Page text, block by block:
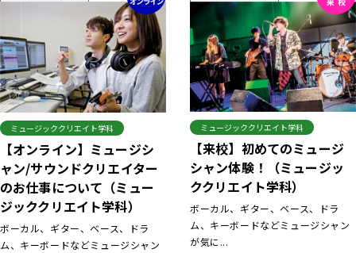
ミュージッククリエイト学科
【オンライン】ミュージシ
ャン/サウンドクリエイター
のお仕事について（ミュー
ジッククリエイト学科）
ボーカル、ギター、ベース、ドラ
ム、キーボードなどミュージシャン
ミュージッククリエイト学科
【来校】初めてのミュージ
シャン体験！（ミュージッ
ククリエイト学科）
ボーカル、ギター、ベース、ドラ
ム、キーボードなどミュージシャン
が気に...